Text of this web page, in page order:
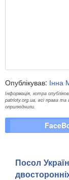
Опублікував: Інна
Інформація, котра
patrioty.org.ua, всі права та
оприлюднили.
Посол